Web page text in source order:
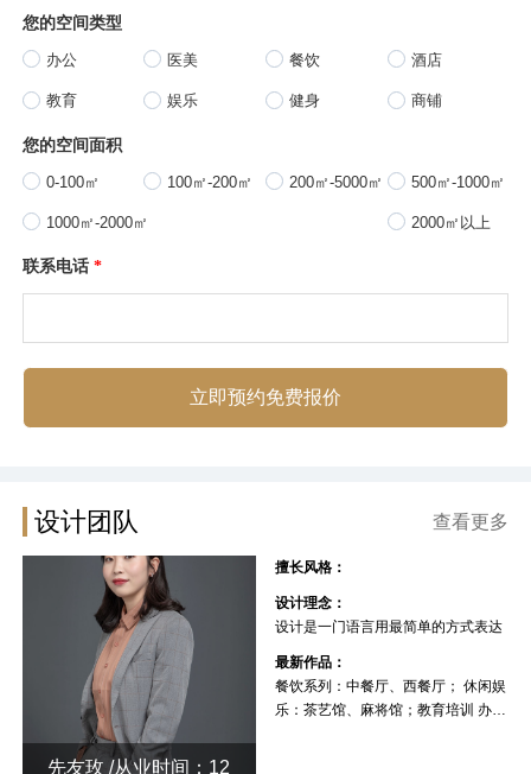
您的空间类型
办公 医美 餐饮 酒店
教育 娱乐 健身 商铺
您的空间面积
0-100㎡ 100㎡-200㎡ 200㎡-5000㎡ 500㎡-1000㎡
1000㎡-2000㎡ 2000㎡以上
联系电话 *
立即预约免费报价
设计团队 查看更多
先友玫 /从业时间：12
擅长风格：
设计理念：
设计是一门语言用最简单的方式表达
最新作品：
餐饮系列：中餐厅、西餐厅； 休闲娱
乐：茶艺馆、麻将馆；教育培训 办公